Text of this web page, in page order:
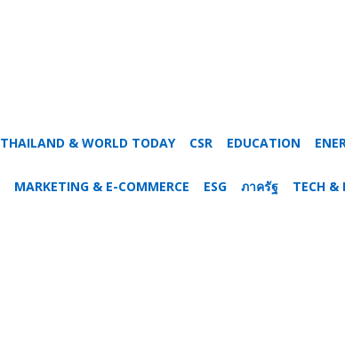
THAILAND & WORLD TODAY CSR EDUCATION
MARKETING & E-COMMERCE ESG ภาครัฐ TECH &